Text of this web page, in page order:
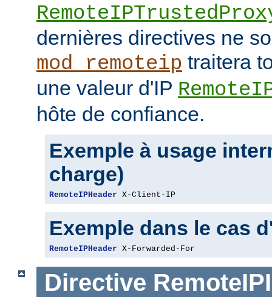
dernières directives ne
mod_remoteip traitera
une valeur d'IP
hôte de confiance.
Exemple à usage
charge)
RemoteIPHeader X-Client-IP
Exemple dans le cas
RemoteIPHeader X-Forwarded-For
Directive